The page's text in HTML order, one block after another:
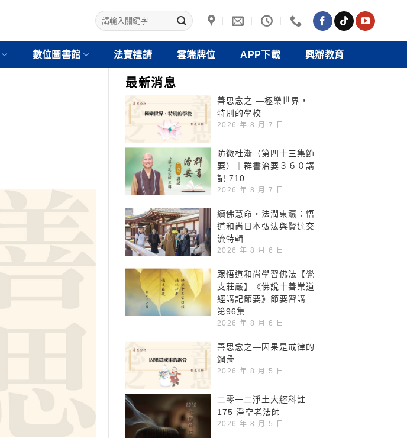
數位圖書館 法寶禮請 雲端牌位 APP下載 興辦教育
最新消息
善思念之 —極樂世界，
特別的學校
2026 年 8 月 7 日
防微杜漸（第四十三集節
要）｜群書治要３６０講
記 710
2026 年 8 月 7 日
續佛慧命‧法潤東瀛：悟
道和尚日本弘法與賢達交
流特輯
2026 年 8 月 6 日
跟悟道和尚學習佛法【覺
支莊嚴】《佛說十善業道
經講記節要》節要習講
第96集
2026 年 8 月 6 日
善思念之—因果是戒律的
鋼骨
2026 年 8 月 5 日
二零一二淨土大經科註
175 淨空老法師
2026 年 8 月 5 日